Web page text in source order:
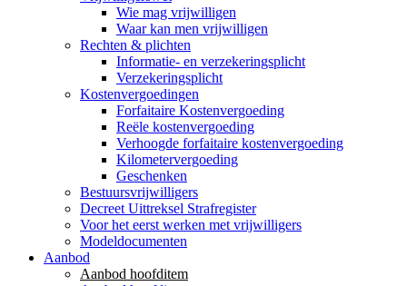
Wie mag vrijwilligen
Waar kan men vrijwilligen
Rechten & plichten
Informatie- en verzekeringsplicht
Verzekeringsplicht
Kostenvergoedingen
Forfaitaire Kostenvergoeding
Reële kostenvergoeding
Verhoogde forfaitaire kostenvergoeding
Kilometervergoeding
Geschenken
Bestuursvrijwilligers
Decreet Uittreksel Strafregister
Voor het eerst werken met vrijwilligers
Modeldocumenten
Aanbod
Aanbod hoofditem